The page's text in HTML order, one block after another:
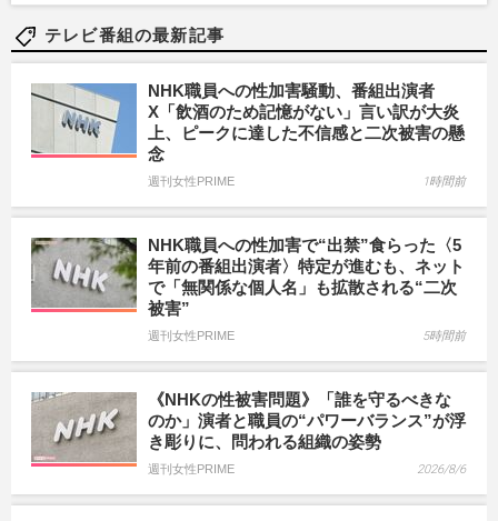
テレビ番組の最新記事
NHK職員への性加害騒動、番組出演者
X「飲酒のため記憶がない」言い訳が大炎
上、ピークに達した不信感と二次被害の懸
念
週刊女性PRIME 1時間前
NHK職員への性加害で“出禁”食らった〈5
年前の番組出演者〉特定が進むも、ネット
で「無関係な個人名」も拡散される“二次
被害”
週刊女性PRIME 5時間前
《NHKの性被害問題》「誰を守るべきな
のか」演者と職員の“パワーバランス”が浮
き彫りに、問われる組織の姿勢
週刊女性PRIME 2026/8/6